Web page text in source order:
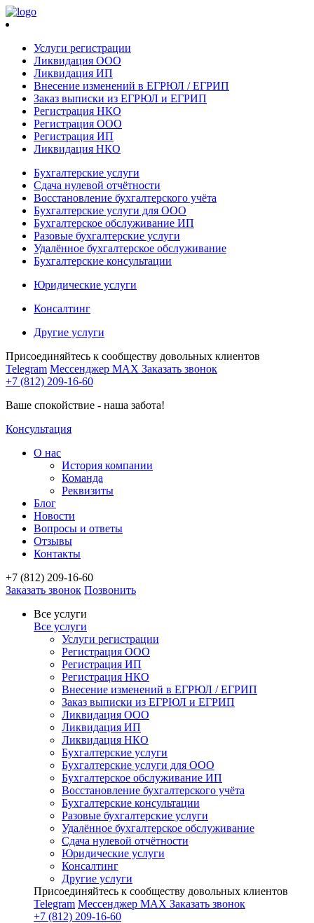
Услуги регистрации
Ликвидация ООО
Ликвидация ИП
Внесение изменений в ЕГРЮЛ / ЕГРИП
Заказ выписки из ЕГРЮЛ и ЕГРИП
Регистрация НКО
Регистрация ООО
Регистрация ИП
Ликвидация НКО
Бухгалтерские услуги
Сдача нулевой отчётности
Восстановление бухгалтерского учёта
Бухгалтерские услуги для ООО
Бухгалтерское обслуживание ИП
Разовые бухгалтерские услуги
Удалённое бухгалтерское обслуживание
Бухгалтерские консультации
Юридические услуги
Консалтинг
Другие услуги
Присоединяйтесь к сообществу довольных клиентов
Telegram Мессенджер MAX Заказать звонок
+7 (812) 209-16-60
Ваше спокойствие - наша забота!
Консультация
О нас
История компании
Команда
Реквизиты
Блог
Новости
Вопросы и ответы
Отзывы
Контакты
+7 (812) 209-16-60
Заказать звонок Позвонить
Все услуги
Все услуги
Услуги регистрации
Регистрация ООО
Регистрация ИП
Регистрация НКО
Внесение изменений в ЕГРЮЛ / ЕГРИП
Заказ выписки из ЕГРЮЛ и ЕГРИП
Ликвидация ООО
Ликвидация ИП
Ликвидация НКО
Бухгалтерские услуги
Бухгалтерские услуги для ООО
Бухгалтерское обслуживание ИП
Восстановление бухгалтерского учёта
Бухгалтерские консультации
Разовые бухгалтерские услуги
Удалённое бухгалтерское обслуживание
Сдача нулевой отчётности
Юридические услуги
Консалтинг
Другие услуги
Присоединяйтесь к сообществу довольных клиентов
Telegram Мессенджер MAX Заказать звонок
+7 (812) 209-16-60